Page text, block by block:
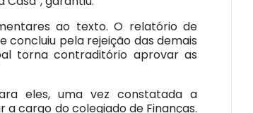
ao texto. O relatório de
concluiu pela rejeição das demais
torna contraditório aprovar as
eles, uma vez constatada a
cargo do colegiado de Finanças.